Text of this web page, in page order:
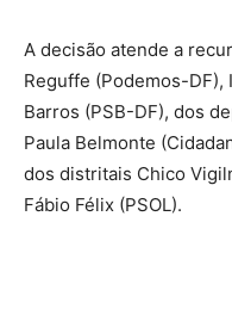
A decisão atende a
Reguffe (Podemos-DF),
Barros (PSB-DF), dos
Paula Belmonte
dos distritais Chico
Fábio Félix (PSOL).